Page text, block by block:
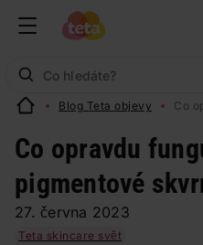
Blog Teta objevy Co
Co opravdu
pigmentové
27. června 2023
Teta skincare svět